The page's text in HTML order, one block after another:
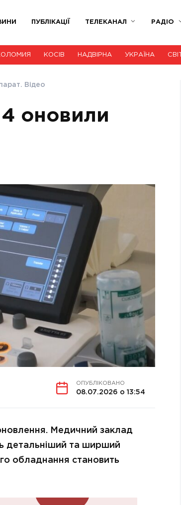
ПУБЛІКАЦІЇ ТЕЛЕКАНАЛ РАДІО
КОСІВ НАДВІРНА УКРАЇНА СВІТ
Відео
4 оновили
ОПУБЛІКОВАНО
08.07.2026 о 13:54
Медичний заклад
детальніший та ширший
обладнання становить